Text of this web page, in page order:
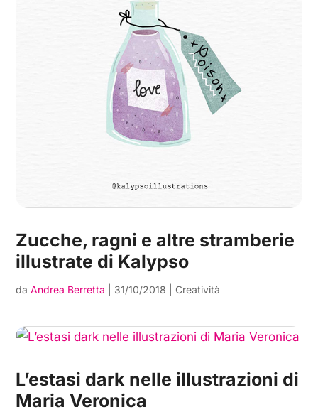
Zucche, ragni e altre stramberie
illustrate di Kalypso
daAndrea Berretta 31/10/2018 Creatività
L’estasi dark nelle illustrazioni di
Maria Veronica